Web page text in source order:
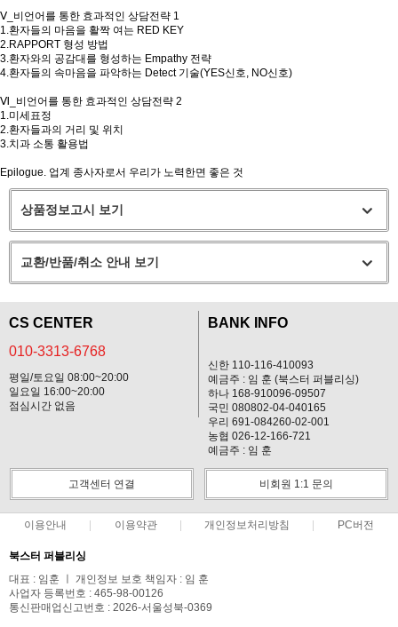
Ⅴ_비언어를 통한 효과적인 상담전략 1
1.환자들의 마음을 활짝 여는 RED KEY
2.RAPPORT 형성 방법
3.환자와의 공감대를 형성하는 Empathy 전략
4.환자들의 속마음을 파악하는 Detect 기술(YES신호, NO신호)
Ⅵ_비언어를 통한 효과적인 상담전략 2
1.미세표정
2.환자들과의 거리 및 위치
3.치과 소통 활용법
Epilogue. 업계 종사자로서 우리가 노력한면 좋은 것
상품정보고시 보기
교환/반품/취소 안내 보기
CS CENTER
010-3313-6768
평일/토요일 08:00~20:00
일요일 16:00~20:00
점심시간 없음
BANK INFO
신한 110-116-410093
예금주 : 임 훈 (북스터 퍼블리싱)
하나 168-910096-09507
국민 080802-04-040165
우리 691-084260-02-001
농협 026-12-166-721
예금주 : 임 훈
고객센터 연결 비회원 1:1 문의
이용안내 이용약관 개인정보처리방침 PC버전
북스터 퍼블리싱
대표 : 임훈 ㅣ 개인정보 보호 책임자 : 임 훈
사업자 등록번호 : 465-98-00126
통신판매업신고번호 : 2026-서울성북-0369